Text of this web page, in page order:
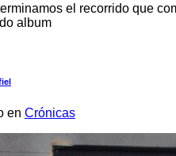
el recorrido que
album
en Crónicas